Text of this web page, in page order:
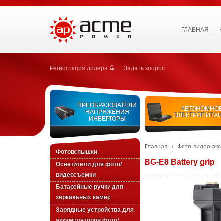
ГЛАВНАЯ
Регистрация дилера Задать вопрос
ПРЕОБРАЗОВАТЕЛИ
НАПРЯЖЕНИЯ
ИНВЕРТОРЫ
Фотовспышки
Осветители для фото/
видеосъемки
Батарейные ручки для
зеркальных камер
Зарядные устройства для
Главная / Фото-видео
BG-E8 Battery grip